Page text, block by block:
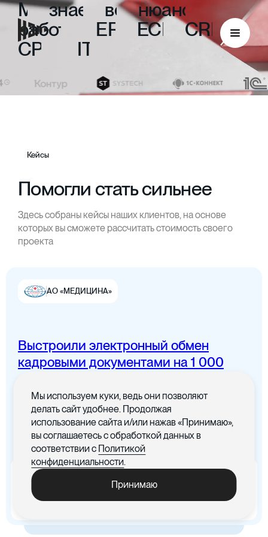
Мызнаем всенюансы
работы
ERP, ECM,CRM,
CPM
ITIL
ECM
Цифровая канцелярия
Цифровые договоры
Цифровая бухгалтерия
Кейсы
Помогли стать сильнее
Здесь собраны кейсы наших клиентов, на основе
которых вы сможете рассчитать стоимость своего
проекта
АО «МЕДИЦИНА»
Выстроили электронный обмен
кадровыми документами на 1 000
Все документы в одном месте с
понятным интерфейсом
x5
Ускорились процедуры
обработки документов
-30%
издержки, связанные с печатью
Мы используем куки, ведь они позволяют
делать сайт удобнее. Продолжая
использование сайта и/или нажав «Принимаю»,
вы соглашаетесь с обработкой данных в
соответствии с Политикой
конфиденциальности.
Принимаю